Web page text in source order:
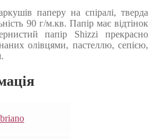
паперу на спіралі, тверда
90 г/м.кв. Папір має відтінок
папір Shizzi прекрасно
олівцями, пастеллю, сепією,